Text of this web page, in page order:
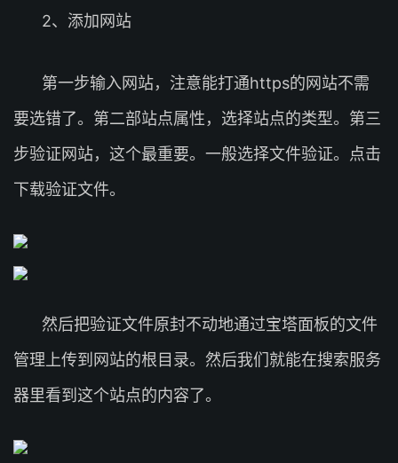
2、添加网站
第一步输入网站，注意能打通https的网站不需
要选错了。第二部站点属性，选择站点的类型。第三
步验证网站，这个最重要。一般选择文件验证。点击
下载验证文件。
然后把验证文件原封不动地通过宝塔面板的文件
管理上传到网站的根目录。然后我们就能在搜索服务
器里看到这个站点的内容了。